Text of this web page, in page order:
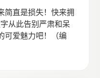
简直是损失！快来拥
从此告别严肃和呆
可爱魅力吧！（编